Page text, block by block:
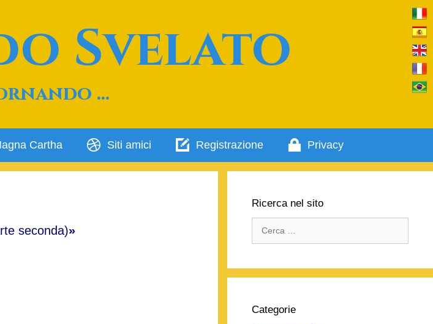
Svelato
…
Cartha Siti amici Registrazione Privacy
seconda)»
Ricerca nel sito
per:
Categorie